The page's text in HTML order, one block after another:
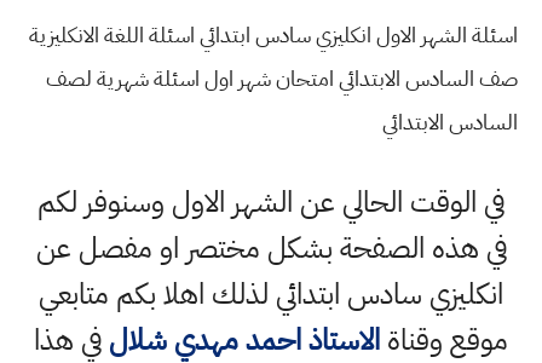
اسئلة الشهر الاول انكليزي سادس ابتدائي اسئلة اللغة الانكليزية
صف السادس الابتدائي امتحان شهر اول اسئلة شهرية لصف
السادس الابتدائي
في الوقت الحالي عن الشهر الاول وسنوفر لكم
في هذه الصفحة بشكل مختصر او مفصل عن
انكليزي سادس ابتدائي لذلك اهلا بكم متابعي
موقع وقناةالاستاذ احمد مهدي شلالفي هذا